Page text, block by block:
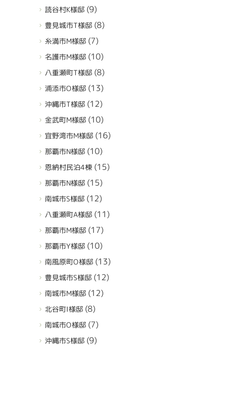
読谷村K様邸(9)
豊見城市T様邸(8)
糸満市M様邸(7)
名護市M様邸(10)
八重瀬町T様邸(8)
浦添市O様邸(13)
沖縄市T様邸(12)
金武町M様邸(10)
宜野湾市M様邸(16)
那覇市N様邸(10)
恩納村民泊4棟(15)
那覇市N様邸(15)
南城市S様邸(12)
八重瀬町A様邸(11)
那覇市M様邸(17)
那覇市Y様邸(10)
南風原町O様邸(13)
豊見城市S様邸(12)
南城市M様邸(12)
北谷町I様邸(8)
南城市O様邸(7)
沖縄市S様邸(9)